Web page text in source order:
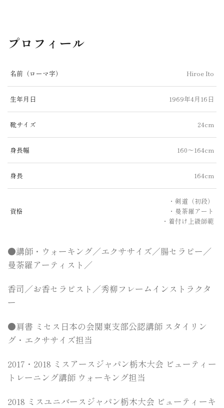
プロフィール
名前（ローマ字） Hiroe Ito
生年月日 1969年4月16日
靴サイズ 24cm
身長幅 160～164cm
身長 164cm
資格
・剣道（初段）
・曼荼羅アート
・着付け上級師範
●講師・ウォーキング／エクササイズ／腸セラピー／
曼荼羅アーティスト／
香司／お香セラピスト／秀柳フレームインストラクタ
ー
●肩書 ミセス日本の会関東支部公認講師 スタイリン
グ・エクササイズ担当
2017・2018 ミスアースジャパン栃木大会 ビューティー
トレーニング講師 ウォーキング担当
2018 ミスユニバースジャパン栃木大会 ビューティーキ